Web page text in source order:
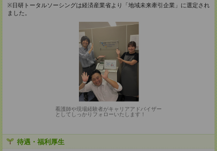
※日研トータルソーシングは経済産業省より「地域未来牽引企業」に選定され
ました。
看護師や現場経験者がキャリアアドバイザー
としてしっかりフォローいたします！
待遇・福利厚生